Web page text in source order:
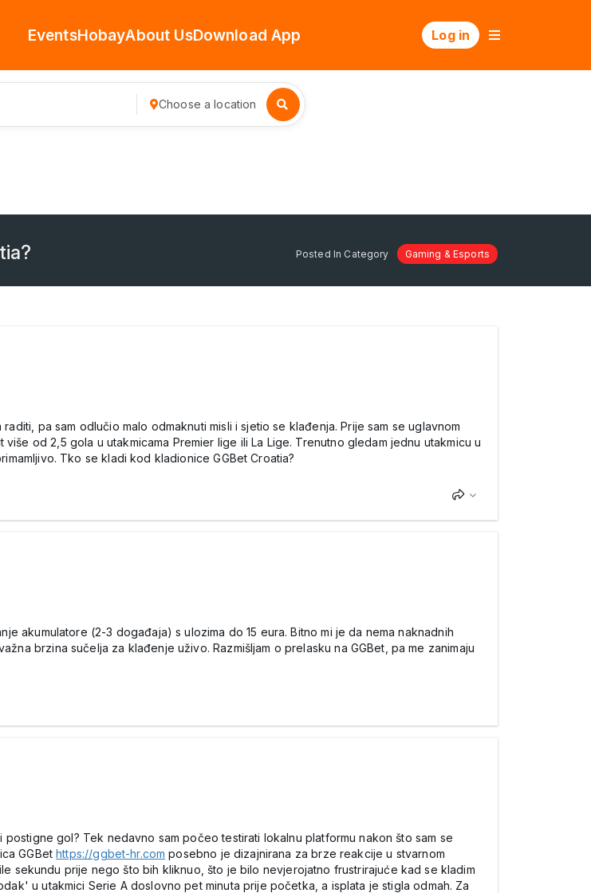
EventsHobayAbout UsDownload App Log in
Choose a location
Posted In Category Gaming & Esports
pa sam odlučio malo odmaknuti misli i sjetio se klađenja. Prije sam se uglavnom
od 2,5 gola u utakmicama Premier lige ili La Lige. Trenutno gledam jednu utakmicu u
Tko se kladi kod kladionice GGBet Croatia?
akumulatore (2-3 događaja) s ulozima do 15 eura. Bitno mi je da nema naknadnih
brzina sučelja za klađenje uživo. Razmišljam o prelasku na GGBet, pa me zanimaju
gol? Tek nedavno sam počeo testirati lokalnu platformu nakon što sam se
GGBethttps://ggbet-hr.com posebno je dizajnirana za brze reakcije u stvarnom
sekundu prije nego što bih kliknuo, što je bilo nevjerojatno frustrirajuće kad se kladim
u utakmici Serie A doslovno pet minuta prije početka, a isplata je stigla odmah. Za